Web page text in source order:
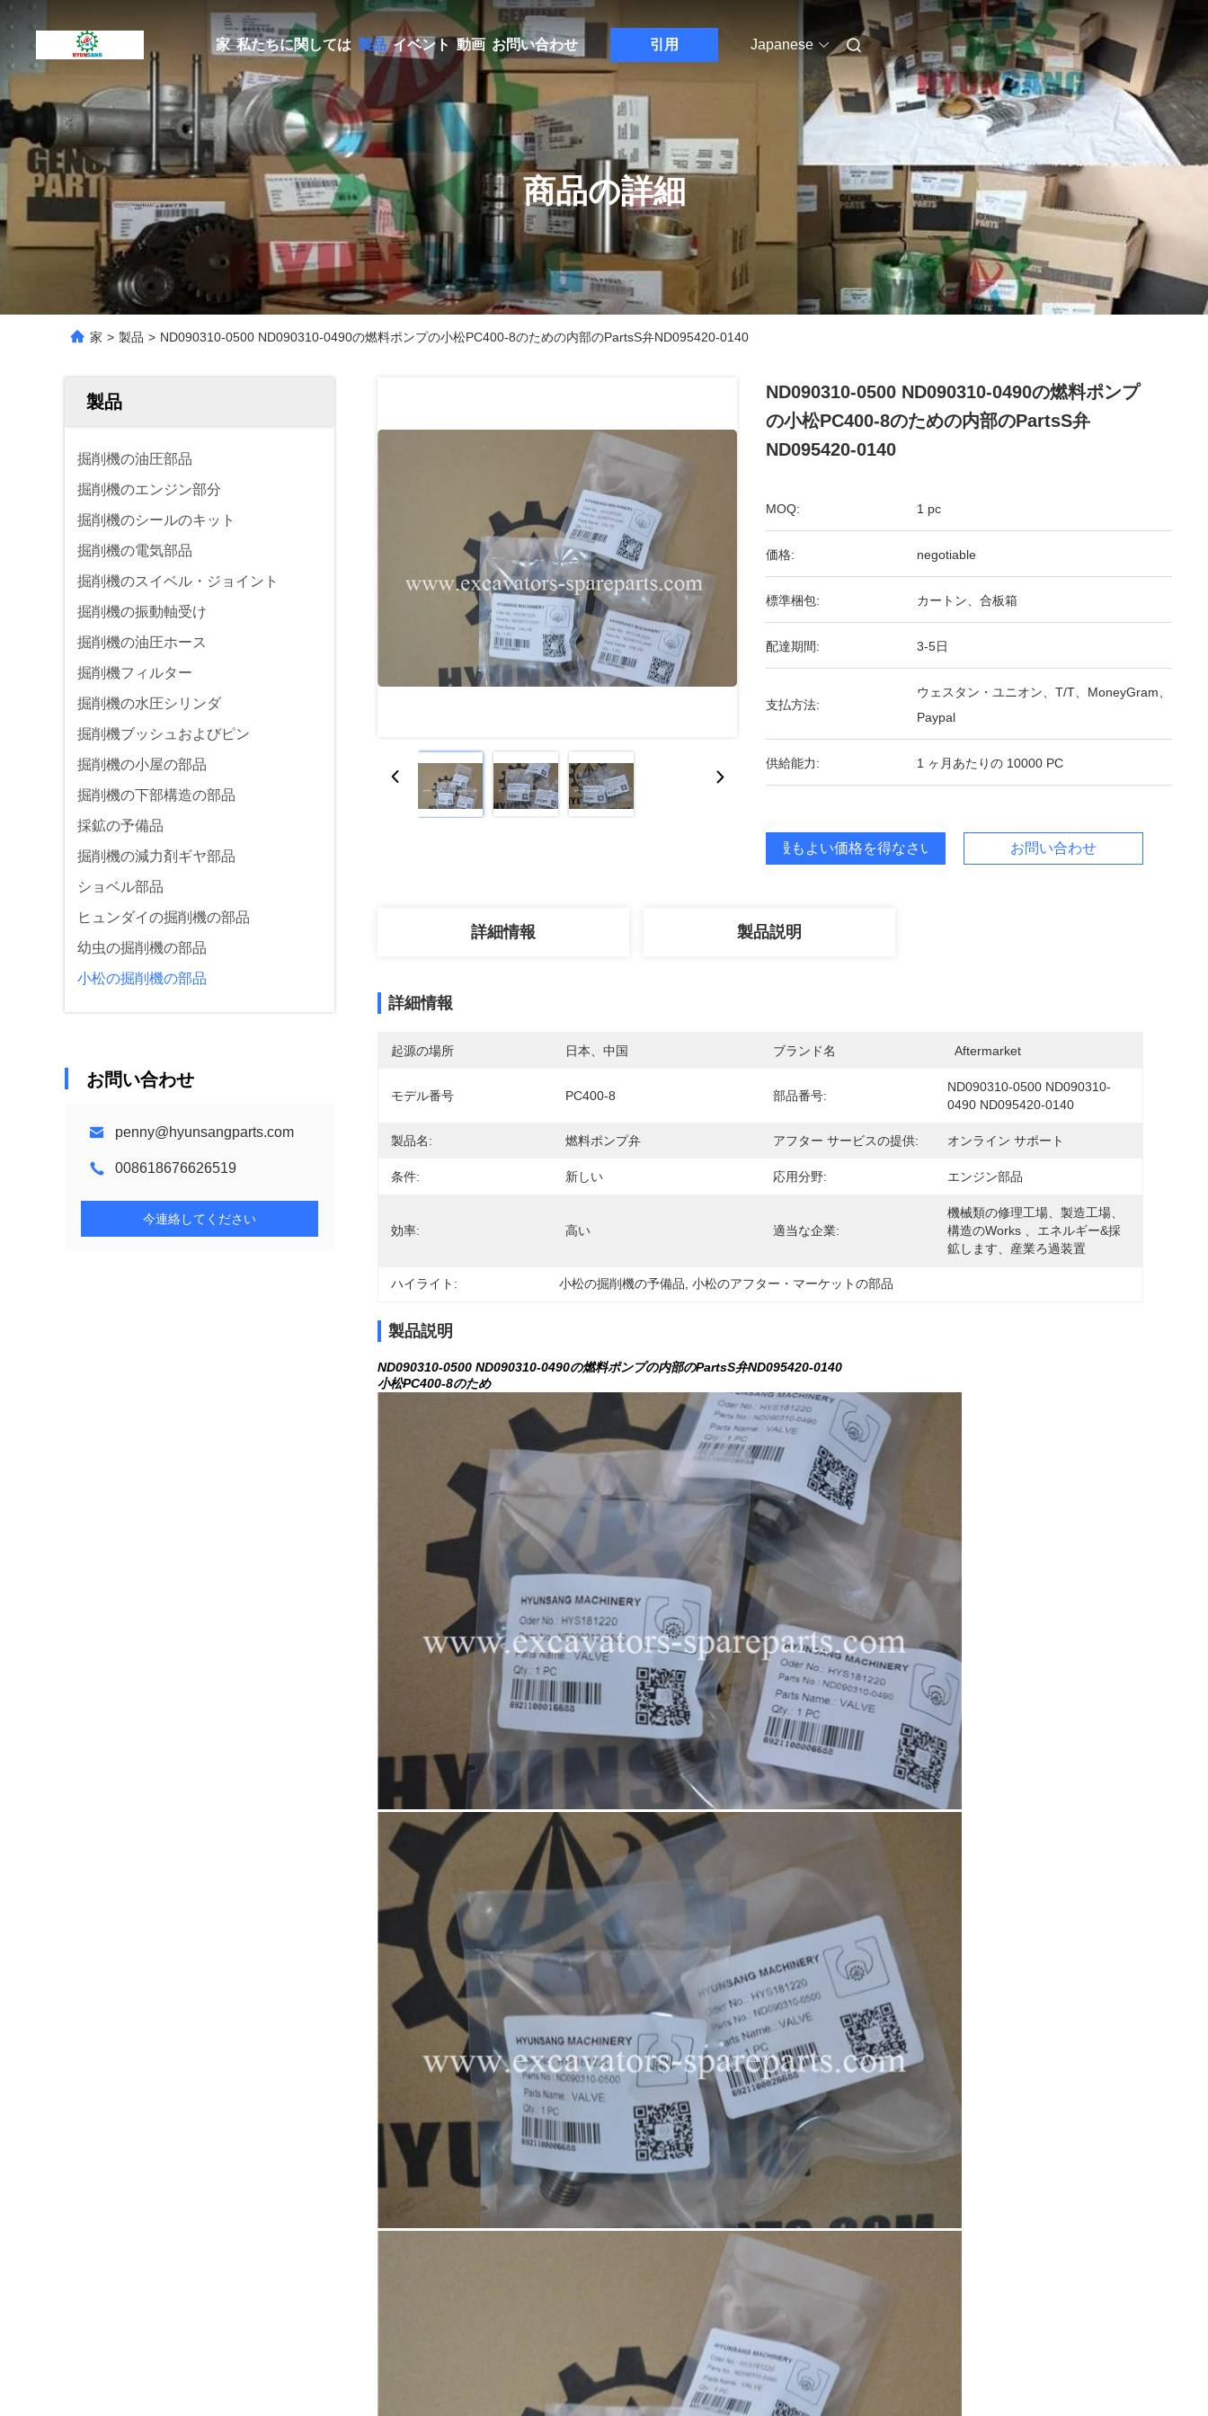
家 私たちに関しては 製品 イベント 動画 お問い合わせ 引用 Japanese
商品の詳細
家 > 製品 > ND090310-0500 ND090310-0490の燃料ポンプの小松PC400-8のための内部のPartsS弁ND095420-0140
製品
掘削機の油圧部品
掘削機のエンジン部分
掘削機のシールのキット
掘削機の電気部品
掘削機のスイベル・ジョイント
掘削機の振動軸受け
掘削機の油圧ホース
掘削機フィルター
掘削機の水圧シリンダ
掘削機ブッシュおよびピン
掘削機の小屋の部品
掘削機の下部構造の部品
採鉱の予備品
掘削機の減力剤ギヤ部品
ショベル部品
ヒュンダイの掘削機の部品
幼虫の掘削機の部品
小松の掘削機の部品
お問い合わせ
penny@hyunsangparts.com
008618676626519
今連絡してください
ND090310-0500 ND090310-0490の燃料ポンプ
の小松PC400-8のための内部のPartsS弁
ND095420-0140
MOQ: 1 pc
価格: negotiable
標準梱包: カートン、合板箱
配達期間: 3-5日
支払方法:
ウェスタン・ユニオン、T/T、MoneyGram、
Paypal
供給能力: 1 ヶ月あたりの 10000 PC
最もよい価格を得なさい お問い合わせ
詳細情報 製品説明
詳細情報
起源の場所 日本、中国 ブランド名
  Aftermarket
モデル番号 PC400-8 部品番号:
ND090310-0500 ND090310-
0490 ND095420-0140
製品名: 燃料ポンプ弁 アフター サービスの提供: オンライン サポート
条件: 新しい 応用分野: エンジン部品
効率: 高い 適当な企業:
機械類の修理工場、製造工場、
構造のworks 、エネルギー&採
鉱します、産業ろ過装置
ハイライト: 小松の掘削機の予備品 , 小松のアフター・マーケットの部品
製品説明
ND090310-0500 ND090310-0490の燃料ポンプの内部のPartsS弁ND095420-0140
小松PC400-8のため